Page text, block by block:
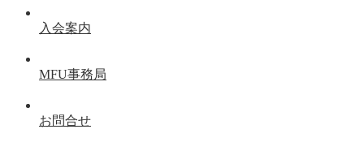
入会案内
MFU事務局
お問合せ